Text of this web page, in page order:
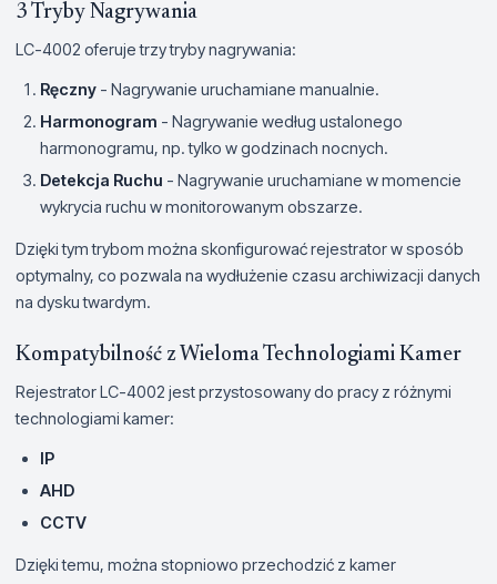
3 Tryby Nagrywania
LC-4002 oferuje trzy tryby nagrywania:
Ręczny - Nagrywanie uruchamiane manualnie.
Harmonogram - Nagrywanie według ustalonego
harmonogramu, np. tylko w godzinach nocnych.
Detekcja Ruchu - Nagrywanie uruchamiane w momencie
wykrycia ruchu w monitorowanym obszarze.
Dzięki tym trybom można skonfigurować rejestrator w sposób
optymalny, co pozwala na wydłużenie czasu archiwizacji danych
na dysku twardym.
Kompatybilność z Wieloma Technologiami Kamer
Rejestrator LC-4002 jest przystosowany do pracy z różnymi
technologiami kamer:
IP
AHD
CCTV
Dzięki temu, można stopniowo przechodzić z kamer